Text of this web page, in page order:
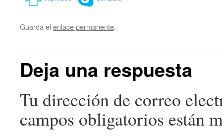
Guarda el enlace permanente.
Deja una respuesta
Tu dirección de correo
campos obligatorios están